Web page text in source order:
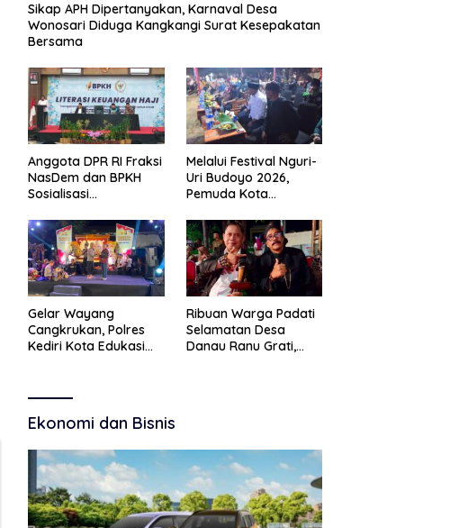
Sikap APH Dipertanyakan, Karnaval Desa
Wonosari Diduga Kangkangi Surat Kesepakatan
Bersama
Anggota DPR RI Fraksi
NasDem dan BPKH
Sosialisasi
Transparan
Melalui Festival Nguri-
Uri Budoyo 2026,
Pemuda Kota
Karakter Kebudayaan
dan Bebas Narkoba
Gelar Wayang
Cangkrukan, Polres
Kediri Kota Edukasi
Ribuan Warga Padati
Selamatan Desa
Danau Ranu Grati,
Ekonomi dan Bisnis